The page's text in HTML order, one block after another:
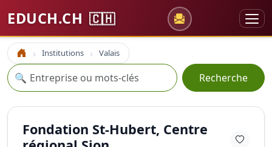
EDUCH.CH 🇨🇭
Accueil Institutions Valais
Recherche
🔍 Recherche
Fondation St-Hubert, Centre